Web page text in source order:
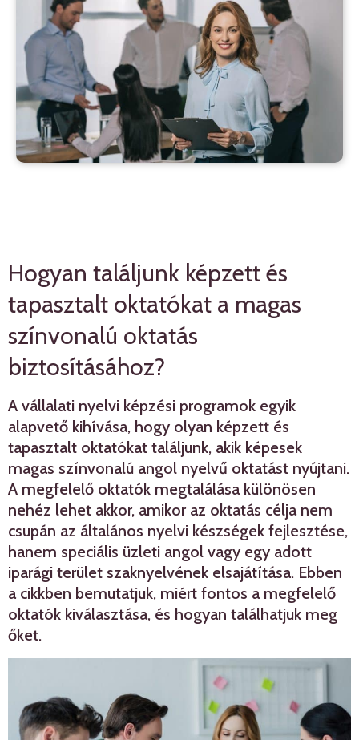
Hogyan találjunk képzett és
tapasztalt oktatókat a magas
színvonalú oktatás
biztosításához?
A vállalati nyelvi képzési programok egyik
alapvető kihívása, hogy olyan képzett és
tapasztalt oktatókat találjunk, akik képesek
magas színvonalú angol nyelvű oktatást nyújtani.
A megfelelő oktatók megtalálása különösen
nehéz lehet akkor, amikor az oktatás célja nem
csupán az általános nyelvi készségek fejlesztése,
hanem speciális üzleti angol vagy egy adott
iparági terület szaknyelvének elsajátítása. Ebben
a cikkben bemutatjuk, miért fontos a megfelelő
oktatók kiválasztása, és hogyan találhatjuk meg
őket.